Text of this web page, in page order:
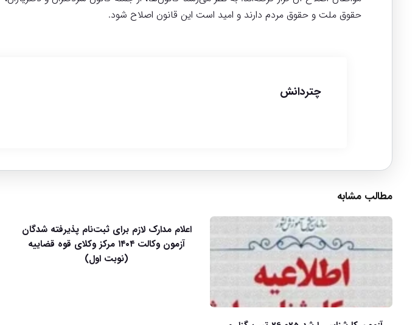
حقوق ملت و حقوق مردم دارند و امید است این قانون اصلاح شود.
چتردانش
مطالب مشابه
اعلام مدارک لازم برای ثبت‌نام پذیرفته شدگان
آزمون وکالت ۱۴۰۴ مرکز وکلای قوه قضاییه
(نوبت اول)